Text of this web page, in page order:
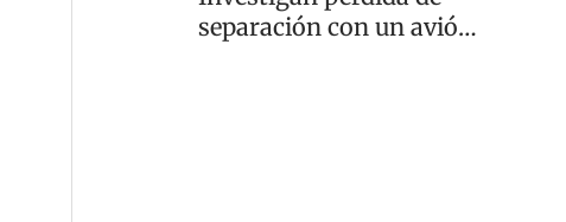
separación con un avión